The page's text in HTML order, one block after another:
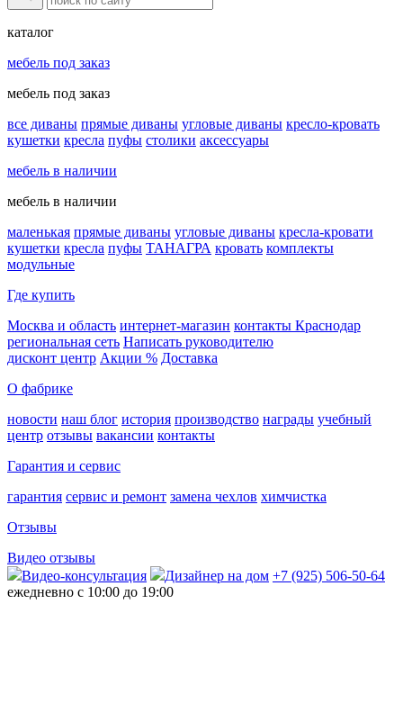
каталог
мебель под заказ
мебель под заказ
все диваны прямые диваны угловые диваны кресло-кровать
кушетки кресла пуфы столики аксессуары
мебель в наличии
мебель в наличии
маленькая прямые диваны угловые диваны кресла-кровати
кушетки кресла пуфы ТАНАГРА кровать комплекты
модульные
Где купить
Москва и область интернет-магазин контакты Краснодар
региональная сеть Написать руководителю
дисконт центр Акции % Доставка
О фабрике
новости наш блог история производство награды учебный
центр отзывы вакансии контакты
Гарантия и сервис
гарантия сервис и ремонт замена чехлов химчистка
Отзывы
Видео отзывы
Видео-консультация
Дизайнер на дом +7 (925) 506-50-64
ежедневно с 10:00 до 19:00